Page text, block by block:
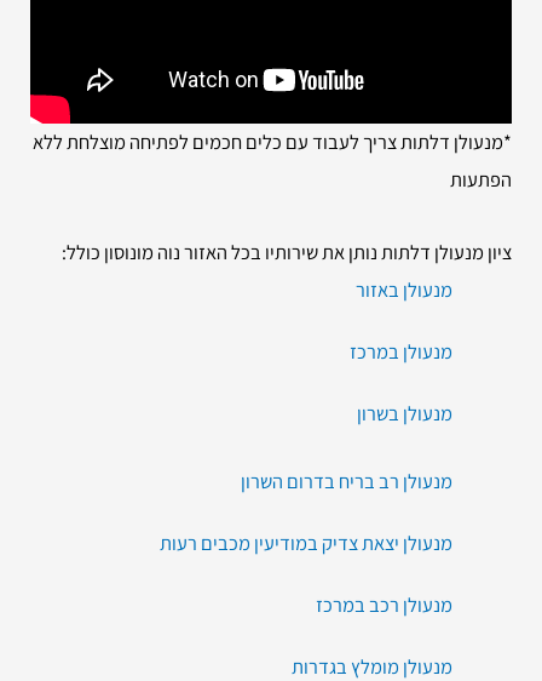
*מנעולן דלתות צריך לעבוד עם כלים חכמים לפתיחה מוצלחת ללא
הפתעות
ציון מנעולן דלתות נותן את שירותיו בכל האזור נוה מונוסון כולל:
מנעולן באזור
מנעולן במרכז
מנעולן בשרון
מנעולן רב בריח בדרום השרון
מנעולן יצאת צדיק במודיעין מכבים רעות
מנעולן רכב במרכז
מנעולן מומלץ בגדרות